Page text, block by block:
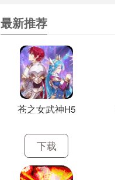
最新推荐
苍之女武神H5
下载